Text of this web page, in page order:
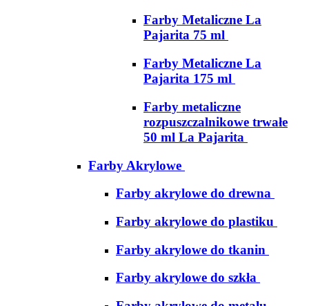
Farby Metaliczne La
Pajarita 75 ml
Farby Metaliczne La
Pajarita 175 ml
Farby metaliczne
rozpuszczalnikowe trwałe
50 ml La Pajarita
Farby Akrylowe
Farby akrylowe do drewna
Farby akrylowe do plastiku
Farby akrylowe do tkanin
Farby akrylowe do szkła